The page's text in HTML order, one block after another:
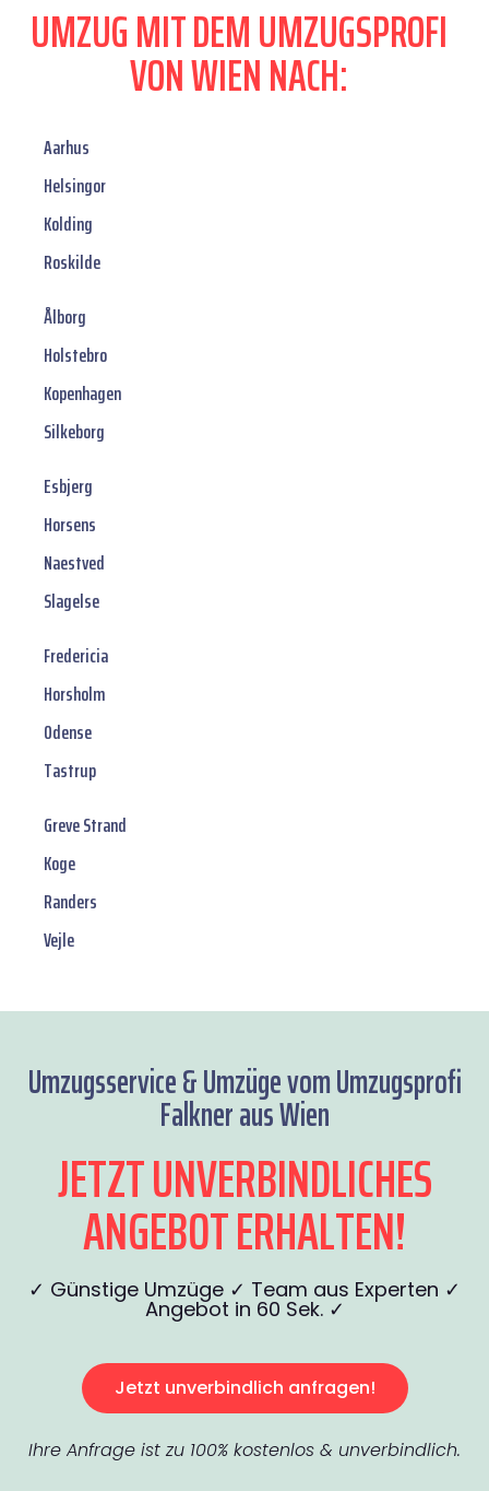
UMZUG MIT DEM UMZUGSPROFI
VON WIEN NACH:
Aarhus
Helsingor
Kolding
Roskilde
Ålborg
Holstebro
Kopenhagen
Silkeborg
Esbjerg
Horsens
Naestved
Slagelse
Fredericia
Horsholm
Odense
Tastrup
Greve Strand
Koge
Randers
Vejle
Umzugsservice & Umzüge vom Umzugsprofi
Falkner aus Wien
JETZT UNVERBINDLICHES
ANGEBOT ERHALTEN!
✓ Günstige Umzüge ✓ Team aus Experten ✓
Angebot in 60 Sek. ✓
Jetzt unverbindlich anfragen!
Ihre Anfrage ist zu 100% kostenlos & unverbindlich.